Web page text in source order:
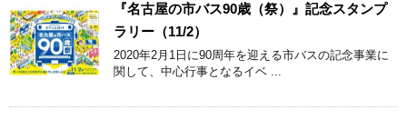
『名古屋の市バス90歳（祭）』記念スタンプ
ラリー（11/2）
2020年2月1日に90周年を迎える市バスの記念事業に
関して、中心行事となるイベ ...